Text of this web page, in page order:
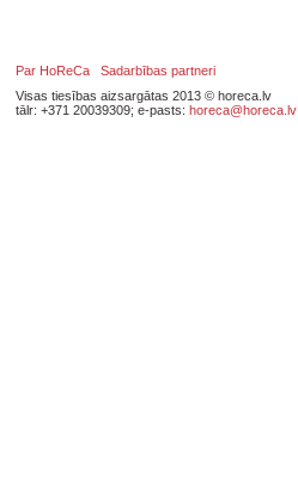
Par HoReCa
Sadarbības partneri
Visas tiesības aizsargātas 2013 © horeca.lv
tālr: +371 20039309; e-pasts: horeca@horeca.lv